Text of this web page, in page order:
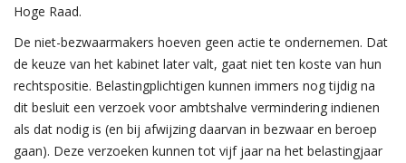
Hoge Raad.
De niet-bezwaarmakers hoeven geen actie te ondernemen. Dat
de keuze van het kabinet later valt, gaat niet ten koste van hun
rechtspositie. Belastingplichtigen kunnen immers nog tijdig na
dit besluit een verzoek voor ambtshalve vermindering indienen
als dat nodig is (en bij afwijzing daarvan in bezwaar en beroep
gaan). Deze verzoeken kunnen tot vijf jaar na het belastingjaar